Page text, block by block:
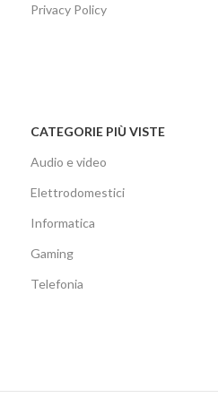
Privacy Policy
CATEGORIE PIÙ VISTE
Audio e video
Elettrodomestici
Informatica
Gaming
Telefonia